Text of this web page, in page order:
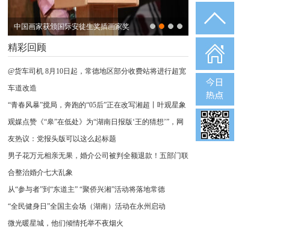
中国画家获颁国际安徒生奖插画家奖
精彩回顾
@货车司机 8月10日起，常德地区部分收费站将进行超宽
车道改造
“青春风暴”搅局，奔跑的“05后”正在改写湘超丨叶观星象
观媒点赞《“皋”在低处》为“湖南日报版‘王的猜想’”，网
友热议：党报头版可以这么起标题
男子花万元相亲无果，婚介公司被判全额退款！五部门联
合整治婚介七大乱象
从“参与者”到“东道主” “聚侨兴湘”活动将落地常德
“全民健身日”全国主会场（湖南）活动在永州启动
微光暖星城，他们倾情托举不夜烟火